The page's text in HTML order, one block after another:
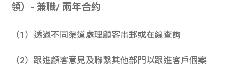
領）- 兼職/ 兩年合約
（1）透過不同渠道處理顧客電郵或在線查詢
（2）跟進顧客意見及聯繫其他部門以跟進客戶個案